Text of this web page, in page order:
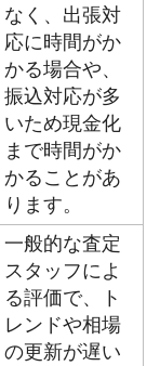
なく、出張対
応に時間がか
かる場合や、
振込対応が多
いため現金化
まで時間がか
かることがあ
ります。
一般的な査定
スタッフによ
る評価で、ト
レンドや相場
の更新が遅い